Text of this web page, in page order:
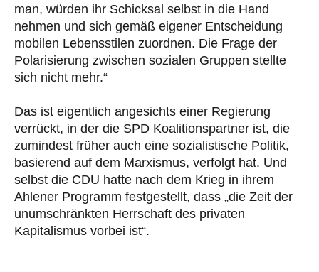
man, würden ihr Schicksal selbst in die Hand
nehmen und sich gemäß eigener Entscheidung
mobilen Lebensstilen zuordnen. Die Frage der
Polarisierung zwischen sozialen Gruppen stellte
sich nicht mehr.“
Das ist eigentlich angesichts einer Regierung
verrückt, in der die SPD Koalitionspartner ist, die
zumindest früher auch eine sozialistische Politik,
basierend auf dem Marxismus, verfolgt hat. Und
selbst die CDU hatte nach dem Krieg in ihrem
Ahlener Programm festgestellt, dass „die Zeit der
unumschränkten Herrschaft des privaten
Kapitalismus vorbei ist“.